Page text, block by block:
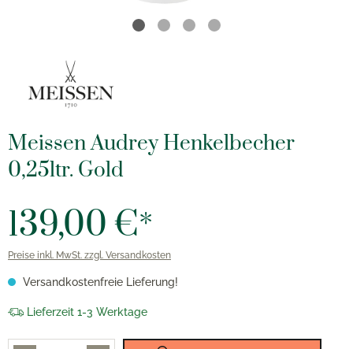
Meissen Audrey Henkelbecher
0,25ltr. Gold
139,00 €*
Preise inkl. MwSt. zzgl. Versandkosten
Versandkostenfreie Lieferung!
Lieferzeit 1-3 Werktage